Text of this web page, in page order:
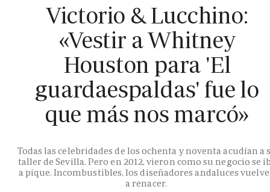
Victorio & Lucchino:
«Vestir a Whitney
Houston para 'El
guardaespaldas' fue lo
que más nos marcó»
Todas las celebridades de los ochenta y noventa acudían a
taller de Sevilla. Pero en 2012, vieron como su negocio se
a pique. Incombustibles, los diseñadores andaluces
a renacer.